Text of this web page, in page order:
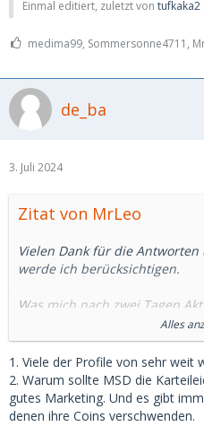
Einmal editiert, zuletzt von tufkaka2
medima99, Sommersonne4711,
de_ba
3. Juli 2024
Zitat von MrLeo
Vielen Dank für die
werde ich berücksichtigen.
Was mich nach zwei Tagen
Tatsache, dass sich auf mein
viele hundert Kilometer weit
Man sieht doch auf meinem
Wohnort bzw Aufenthaltsort
vorstellen, dass jemand für
Alles
1. Viele der Profile von sehr weit
2. Warum sollte MSD die
gutes Marketing. Und es gibt
denen ihre Coins verschwenden.